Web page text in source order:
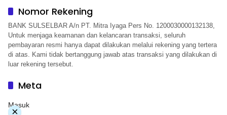
Nomor Rekening
BANK SULSELBAR A/n PT. Mitra Iyaga Pers No. 1200030000132138,
Untuk menjaga keamanan dan kelancaran transaksi, seluruh
pembayaran resmi hanya dapat dilakukan melalui rekening yang tertera
di atas. Kami tidak bertanggung jawab atas transaksi yang dilakukan di
luar rekening tersebut.
Meta
Masuk
×